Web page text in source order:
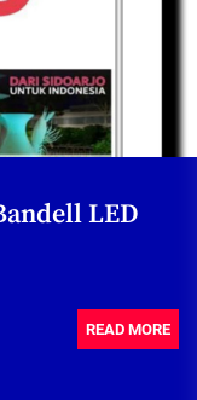
LED
READ MORE